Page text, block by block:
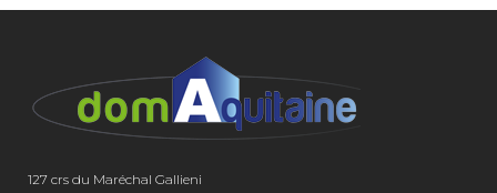
127 crs du Maréchal Gallieni